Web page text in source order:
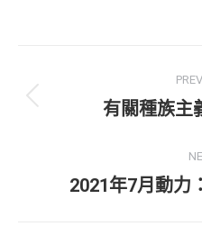
navigation
有關種族主
2021年7月動力